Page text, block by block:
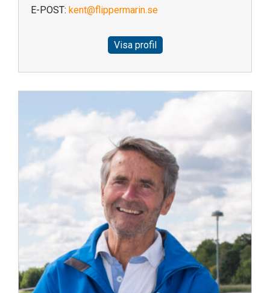
E-POST: kent@flippermarin.se
Visa profil